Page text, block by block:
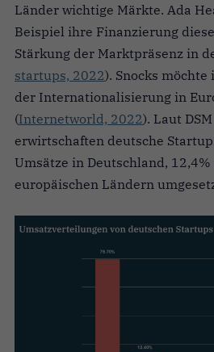
Länder wichtige Märkte. Ada
Beispiel ihre Finanzierung
Stärkung der Marktpräsenz in
startups, 2022). Snocks
der Internationalisierung in
(Internetworld, 2022). Laut
erwirtschaften deutsche
Umsätze in Deutschland,
europäischen Ländern